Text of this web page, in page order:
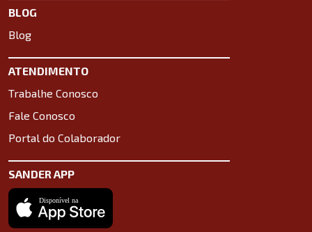
BLOG
Blog
ATENDIMENTO
Trabalhe Conosco
Fale Conosco
Portal do Colaborador
SANDER APP
Baixe o aplicativo na App Store